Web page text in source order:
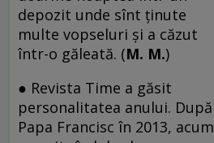
depozit unde sînt ţinute
multe vopseluri şi a căzut
într-o găleată. (M. M.)
● Revista Time a găsit
personalitatea anului. După
Papa Francisc în 2013, acum